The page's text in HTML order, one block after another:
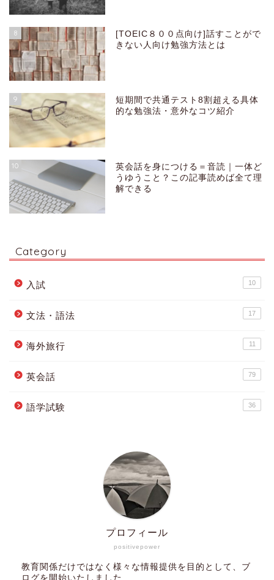
8
[TOEIC８００点向け]話すことがで
きない人向け勉強方法とは
9
短期間で共通テスト8割超える具体
的な勉強法・意外なコツ紹介
10
英会話を身につける＝音読｜一体ど
うゆうこと？この記事読めば全て理
解できる
Category
入試 10
文法・語法 17
海外旅行 11
英会話 79
語学試験 36
positivepower
プロフィール
教育関係だけではなく様々な情報提供を目的として、ブ
ログを開始いたしました